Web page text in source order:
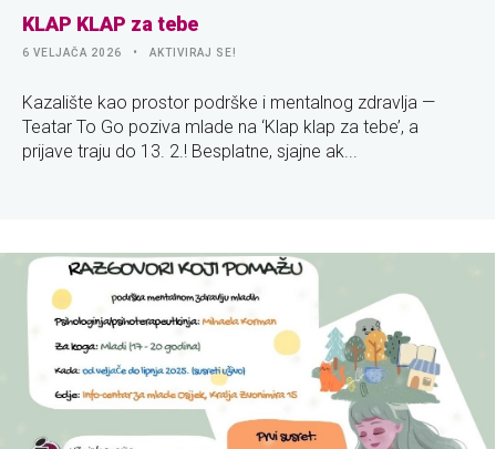
KLAP KLAP za tebe
6 VELJAČA 2026 AKTIVIRAJ SE!
Kazalište kao prostor podrške i mentalnog zdravlja —
Teatar To Go poziva mlade na ‘Klap klap za tebe’, a
prijave traju do 13. 2.! Besplatne, sjajne ak...